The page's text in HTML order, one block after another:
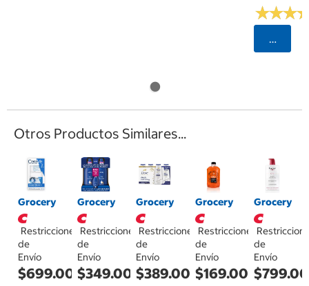
★★★
★★★
Otros Productos Similares...
Grocery
Restricciones
de
Envío
$699.00
Grocery
Restricciones
de
Envío
$349.00
Grocery
Restricciones
de
Envío
$389.00
Grocery
Restricciones
de
Envío
$169.00
Grocery
de
Envío
$799.00